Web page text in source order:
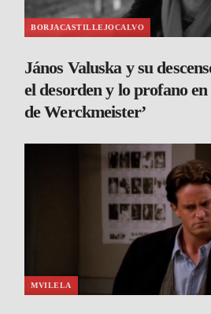
BORJACASTILLEJOCALVO
János Valuska y su
el desorden y lo profano
de Werckmeister’
MVILELA